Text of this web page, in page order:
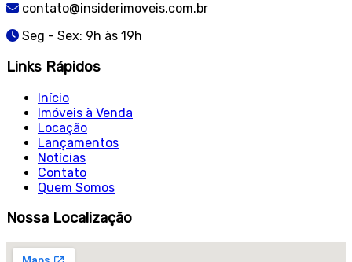
contato@insiderimoveis.com.br
Seg - Sex: 9h às 19h
Links Rápidos
Início
Imóveis à Venda
Locação
Lançamentos
Notícias
Contato
Quem Somos
Nossa Localização